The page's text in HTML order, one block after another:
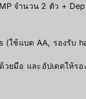
จำนวน 2 ตัว +
(ใช้แบต AA, รองรับ
วยมือ และอัปเดตให้